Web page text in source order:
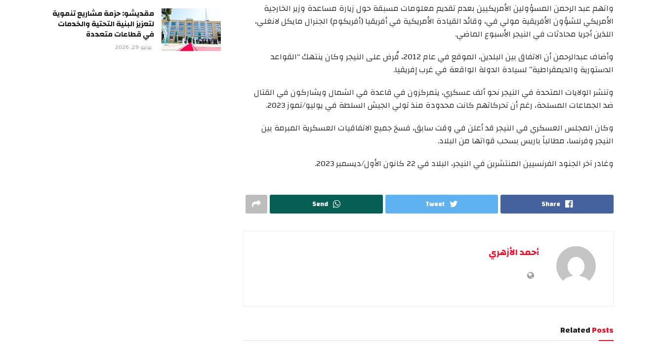
واتهم عبد الرحمن المسؤولين الأمريكيين بعدم تقديم معلومات مسبقة حول زيارة مساعدة وزير الخارجية
الأمريكي للشؤون الأفريقية مولي في، وقائد القيادة الأمريكية في أفريقيا (أفريكوم) الجنرال مايكل لانغلي،
اللذين أجريا محادثات في النيجر الأسبوع الماضي.
وأضاف عبدالرحمن أن الاتفاق بين البلدين، الموقع في عام 2012، فُرض على النيجر وكان ينتهك “القواعد
الدستورية والديمقراطية” لسيادة الدولة الواقعة في غرب إفريقيا.
وتنشر الولايات المتحدة في النيجر نحو ألف عسكري، يتمركزون في قاعدة في الشمال ويشاركون في القتال
ضد الجماعات المسلحة، رغم أن تحركاتهم كانت محدودة منذ تولي الجيش السلطة في يوليو/تموز 2023.
وكان المجلس العسكري في النيجر قد أعلن في وقت سابق، فسخ جميع الاتفاقيات العسكرية المبرمة بين
النيجر وفرنسا، مطالباً باريس بسحب قواتها من البلاد.
وغادر آخر الجنود الفرنسيين المنتشرين في النيجر، البلاد في 22 كانون الأول/ديسمبر 2023.
Share
Tweet
Send
أحمد الأزهري
RelatedPosts
مقديشو: حزمة مشاريع تنموية
لتعزيز البنية التحتية والخدمات
في قطاعات متعددة
يونيو 29, 2026